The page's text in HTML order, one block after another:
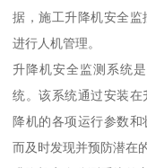
据，施工升降机安全
进行人机管理。
升降机安全监测系统
统。该系统通过安装
降机的各项运行参数
而及时发现并预防潜在